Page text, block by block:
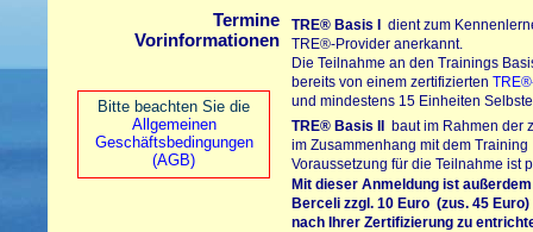
Bitte beachten Sie die
Allgemeinen
Geschäftsbedingungen
(AGB)
Termine
Vorinformationen
TRE® Basis I dient zum
TRE®-Provider anerkannt.
Die Teilnahme an den Trainings
bereits von einem zertifizierten
und mindestens 15 Einheiten
TRE® Basis II baut im Rahmen der
im Zusammenhang mit dem
Voraussetzung für die Teilnahme ist
Mit dieser Anmeldung ist
Berceli zzgl. 10 Euro (zus. 45
nach Ihrer Zertifizierung zu